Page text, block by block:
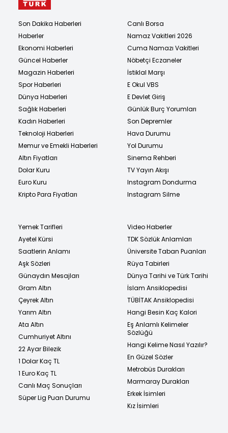
Son Dakika Haberleri
Haberler
Ekonomi Haberleri
Güncel Haberler
Magazin Haberleri
Spor Haberleri
Dünya Haberleri
Sağlık Haberleri
Kadın Haberleri
Teknoloji Haberleri
Memur ve Emekli Haberleri
Altın Fiyatları
Dolar Kuru
Euro Kuru
Kripto Para Fiyatları
Canlı Borsa
Namaz Vakitleri 2026
Cuma Namazı Vakitleri
Nöbetçi Eczaneler
İstiklal Marşı
E Okul VBS
E Devlet Giriş
Günlük Burç Yorumları
Son Depremler
Hava Durumu
Yol Durumu
Sinema Rehberi
TV Yayın Akışı
Instagram Dondurma
Instagram Silme
Yemek Tarifleri
Ayetel Kürsi
Saatlerin Anlamı
Aşk Sözleri
Günaydın Mesajları
Gram Altın
Çeyrek Altın
Yarım Altın
Ata Altın
Cumhuriyet Altını
22 Ayar Bilezik
1 Dolar Kaç TL
1 Euro Kaç TL
Canlı Maç Sonuçları
Süper Lig Puan Durumu
Video Haberler
TDK Sözlük Anlamları
Üniversite Taban Puanları
Rüya Tabirleri
Dünya Tarihi ve Türk Tarihi
İslam Ansiklopedisi
TÜBİTAK Ansiklopedisi
Hangi Besin Kaç Kalori
Eş Anlamlı Kelimeler
Sözlüğü
Hangi Kelime Nasıl Yazılır?
En Güzel Sözler
Metrobüs Durakları
Marmaray Durakları
Erkek İsimleri
Kız İsimleri